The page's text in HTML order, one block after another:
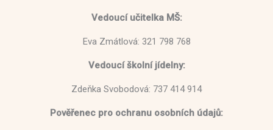
Vedoucí učitelka MŠ:
Eva Zmátlová: 321 798 768
Vedoucí školní jídelny:
Zdeňka Svobodová: 737 414 914
Pověřenec pro ochranu osobních údajů: